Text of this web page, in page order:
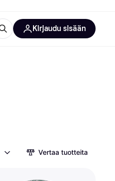
Kirjaudu sisään
Vertaa tuotteita